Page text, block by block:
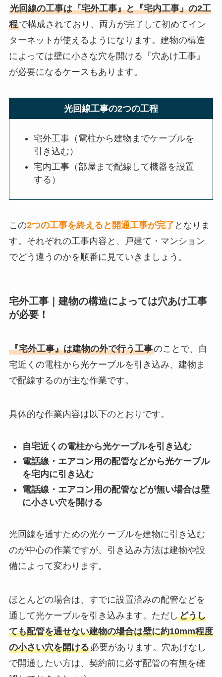
光回線の工事は『宅外工事』と『宅内工事』の2工
程で構成されており、両方が完了して初めてイン
ターネットが使えるようになります。建物の構造
によっては壁に小さな穴を開ける『穴あけ工事』
が必要になるケースもあります。
光回線工事の2つの工程
宅外工事（電柱から建物までケーブルを
引き込む）
宅内工事（部屋まで配線して機器を設置
する）
この2つの工事を終えると開通工事が完了 となりま
す。それぞれの工事内容と、戸建て・マンション
でどう違うのかを順番に見ていきましょう。
宅外工事｜建物の構造によっては穴あけ工事
が必要！
『宅外工事』は建物の外で行う工事のことで、自
宅近くの電柱から光ケーブルを引き込み、建物ま
で配線するのが主な作業です。
具体的な作業内容は以下のとおりです。
自宅近くの電柱から光ケーブルを引き込む
電話線・エアコン用の配管などから光ケーブル
を宅内に引き込む
電話線・エアコン用の配管などが無い場合は壁
に小さい穴を開ける
光回線を通すための光ケーブルを建物に引き込む
のが中心の作業ですが、引き込み方法は建物や設
備によって変わります。
ほとんどの場合は、すでに設置済みの配管などを
通して光ケーブルを引き込みます。ただし どうし
ても配管を通せない建物の場合は壁に約10mm程度
の小さい穴を開ける必要があります。穴あけなし
で開通したい方は、契約前に必ず配管の有無を確